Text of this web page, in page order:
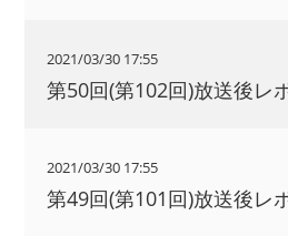
2021/03/30 17:55
第50回(第102回)放送後レ
2021/03/30 17:55
第49回(第101回)放送後レ